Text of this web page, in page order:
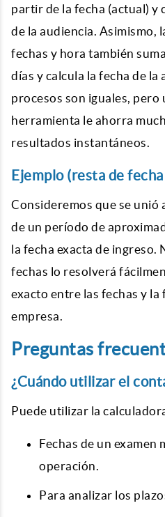
partir de la fecha (actual) y
de la audiencia. Asimismo,
fechas y hora también
días y calcula la fecha de la
procesos son iguales,
herramienta le ahorra
resultados instantáneos.
Ejemplo (resta de
Consideremos que se unió
de un período de
la fecha exacta de ingreso.
fechas lo resolverá
exacto entre las fechas y la
empresa.
Preguntas
¿Cuándo utilizar el
Puede utilizar la
Fechas de un examen
operación.
Para analizar los